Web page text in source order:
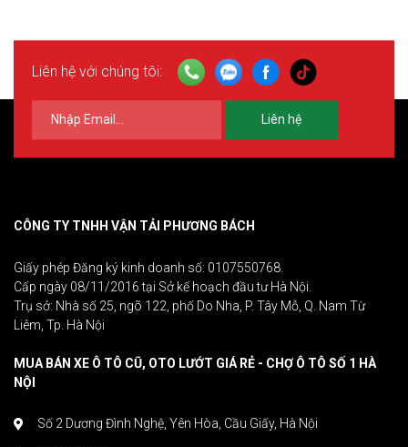
Liên hệ với chúng tôi:
Liên hệ
CÔNG TY TNHH VẬN TẢI PHƯƠNG BÁCH
Giấy phép Đăng ký kinh doanh số: 0107550768.
Cấp ngày 08/11/2016 tại Sở kế hoạch đầu tư Hà Nội.
Trụ sở: Nhà số 25, ngõ 122, phố Do Nha, P. Tây Mỗ, Q. Nam Từ
Liêm, Tp. Hà Nội
MUA BÁN XE Ô TÔ CŨ, OTO LƯỚT GIÁ RẺ - CHỢ Ô TÔ SỐ 1 HÀ
NỘI
Số 2 Dương Đình Nghệ, Yên Hòa, Cầu Giấy, Hà Nội